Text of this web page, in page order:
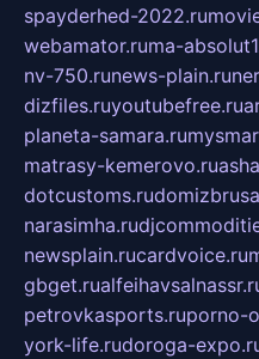
spayderhed-2022.ru
webamator.ruma-
nv-750.runews-plain.ru
dizfiles.ruyoutubefree.ru
planeta-samara.ru
matrasy-kemerovo.ru
dotcustoms.ru
narasimha.ru
newsplain.rucardvoice.ru
gbget.ru
petrovkasports.ruporno-
york-life.rudoroga-